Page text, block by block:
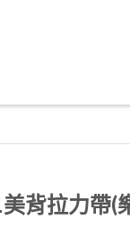
美背拉力帶(